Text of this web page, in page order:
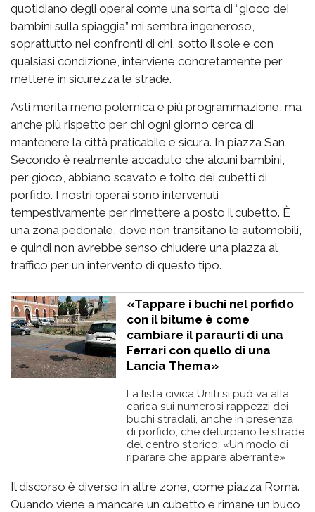
quotidiano degli operai come una sorta di “gioco dei
bambini sulla spiaggia” mi sembra ingeneroso,
soprattutto nei confronti di chi, sotto il sole e con
qualsiasi condizione, interviene concretamente per
mettere in sicurezza le strade.
Asti merita meno polemica e più programmazione, ma
anche più rispetto per chi ogni giorno cerca di
mantenere la città praticabile e sicura. In piazza San
Secondo è realmente accaduto che alcuni bambini,
per gioco, abbiano scavato e tolto dei cubetti di
porfido. I nostri operai sono intervenuti
tempestivamente per rimettere a posto il cubetto. È
una zona pedonale, dove non transitano le automobili,
e quindi non avrebbe senso chiudere una piazza al
traffico per un intervento di questo tipo.
«Tappare i buchi nel porfido
con il bitume è come
cambiare il paraurti di una
Ferrari con quello di una
Lancia Thema»
La lista civica Uniti si può va alla
carica sui numerosi rappezzi dei
buchi stradali, anche in presenza
di porfido, che deturpano le strade
del centro storico: «Un modo di
riparare che appare aberrante»
Il discorso è diverso in altre zone, come piazza Roma.
Quando viene a mancare un cubetto e rimane un buco